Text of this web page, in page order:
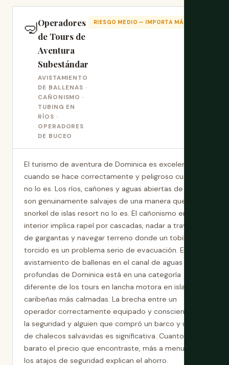
🤿Operadores
de Tours de
Aventura
Subestándar
AVISTAMIENTO
DE BALLENAS ·
CAÑONISMO ·
TUBING EN
RÍOS ·
OPERADORES
DE BUCEO
RIESGO MEDIO — IMPORTA MÁS AQUÍ QUE EN
El turismo de aventura de Dominica es excelente
cuando se hace correctamente y peligroso cuando
no lo es. Los ríos, cañones y aguas abiertas de la isla
son genuinamente salvajes de una manera que el
snorkel de islas resort no lo es. El cañonismo en el
interior implica rapel por cascadas, nadar a través
de gargantas y navegar terreno donde un tobillo
torcido es un problema serio de evacuación. El
avistamiento de ballenas en el canal de aguas
profundas de Dominica está en una categoría
diferente de los tours en lancha motora en islas
caribeñas más calmadas. La brecha entre un
operador correctamente equipado y consciente de
la seguridad y alguien que compró un barco y un par
de chalecos salvavidas es significativa. Cuanto más
barato el precio que encontraste, más a menudo
los atajos de seguridad explican el ahorro.